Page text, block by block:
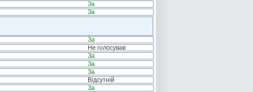
За
За
За
Не голосував
За
За
За
Відсутній
За